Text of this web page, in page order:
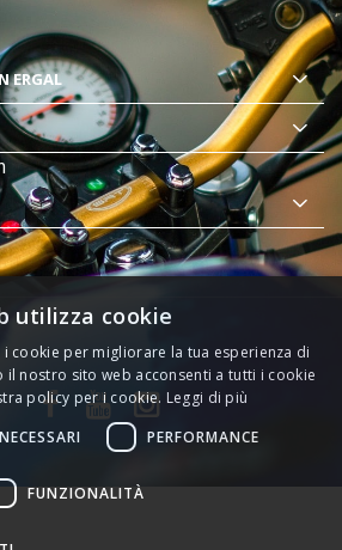
ERGAL
utilizza cookie
cookie per migliorare la tua esperienza di
il nostro sito web acconsenti a tutti i cookie
policy per i cookie. Leggi di più
PERFORMANCE
FUNZIONALITÀ